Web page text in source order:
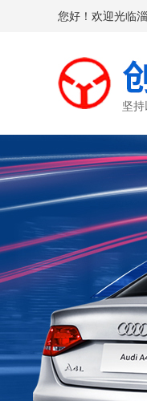
您好！欢迎光临
坚持